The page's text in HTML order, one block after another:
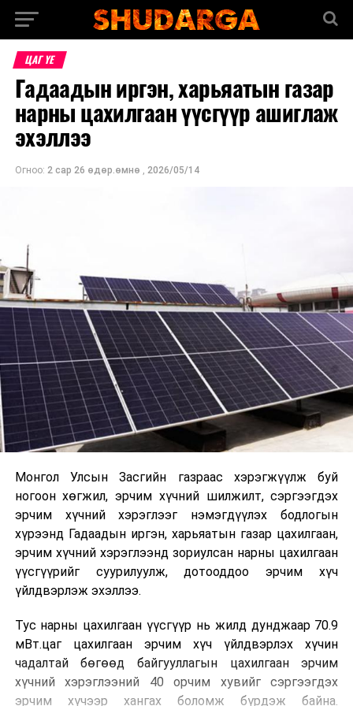
ЦАГ ҮЕ
Гадаадын иргэн, харьяатын газар
нарны цахилгаан үүсгүүр ашиглаж
эхэллээ
Огноо: 2 сар 26 өдөр.өмнө , 2026/05/14
Монгол Улсын Засгийн газраас хэрэгжүүлж буй
ногоон хөгжил, эрчим хүчний шилжилт, сэргээгдэх
эрчим хүчний хэрэглээг нэмэгдүүлэх бодлогын
хүрээнд Гадаадын иргэн, харьяатын газар цахилгаан,
эрчим хүчний хэрэглээнд зориулсан нарны цахилгаан
үүсгүүрийг суурилуулж, дотооддоо эрчим хүч
үйлдвэрлэж эхэллээ.
Тус нарны цахилгаан үүсгүүр нь жилд дунджаар 70.9
мВт.цаг цахилгаан эрчим хүч үйлдвэрлэх хүчин
чадалтай бөгөөд байгууллагын цахилгаан эрчим
хүчний хэрэглээний 40 орчим хувийг сэргээгдэх
эрчим хүчээр хангах боломж бүрдэж байна.